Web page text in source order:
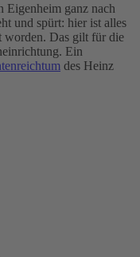
Eigenheim ganz nach
und spürt: hier ist alles
worden. Das gilt für die
Ein
des Heinz